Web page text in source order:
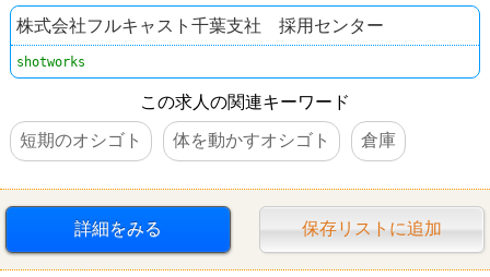
株式会社フルキャスト千葉支社 採用センター
shotworks
この求人の関連キーワード
短期のオシゴト
体を動かすオシゴト 倉庫
詳細をみる 保存リストに追加